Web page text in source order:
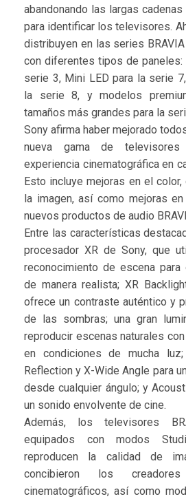
abandonando las largas
para identificar los televisores.
distribuyen en las series
con diferentes tipos de paneles:
serie 3, Mini LED para la serie
la serie 8, y modelos
tamaños más grandes para la
Sony afirma haber mejorado
nueva gama de
experiencia cinematográfica en
Esto incluye mejoras en el
la imagen, así como mejoras
nuevos productos de audio
Entre las características
procesador XR de Sony, que
reconocimiento de escena
de manera realista; XR
ofrece un contraste auténtico y
de las sombras; una gran
reproducir escenas naturales
en condiciones de mucha
Reflection y X-Wide Angle para
desde cualquier ángulo; y
un sonido envolvente de cine.
Además, los televisores
equipados con modos
reproducen la calidad de
concibieron los
cinematográficos, así como